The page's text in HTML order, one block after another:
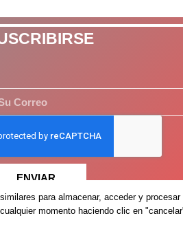
ENVIAR
©
para almacenar, acceder y
momento haciendo clic en